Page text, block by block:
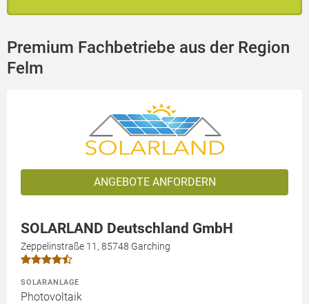
Premium Fachbetriebe aus der Region
Felm
ANGEBOTE ANFORDERN
SOLARLAND Deutschland GmbH
Zeppelinstraße 11, 85748 Garching
SOLARANLAGE
Photovoltaik